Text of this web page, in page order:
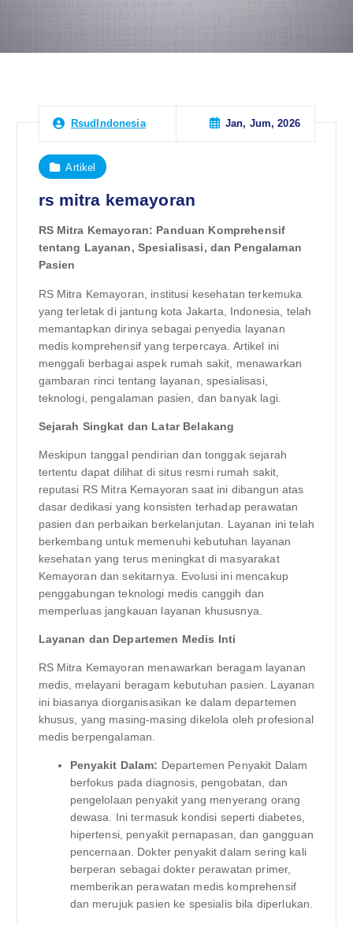
RsudIndonesia Jan, Jum, 2026
Artikel
rs mitra kemayoran
RS Mitra Kemayoran: Panduan Komprehensif
tentang Layanan, Spesialisasi, dan Pengalaman
Pasien
RS Mitra Kemayoran, institusi kesehatan terkemuka
yang terletak di jantung kota Jakarta, Indonesia, telah
memantapkan dirinya sebagai penyedia layanan
medis komprehensif yang terpercaya. Artikel ini
menggali berbagai aspek rumah sakit, menawarkan
gambaran rinci tentang layanan, spesialisasi,
teknologi, pengalaman pasien, dan banyak lagi.
Sejarah Singkat dan Latar Belakang
Meskipun tanggal pendirian dan tonggak sejarah
tertentu dapat dilihat di situs resmi rumah sakit,
reputasi RS Mitra Kemayoran saat ini dibangun atas
dasar dedikasi yang konsisten terhadap perawatan
pasien dan perbaikan berkelanjutan. Layanan ini telah
berkembang untuk memenuhi kebutuhan layanan
kesehatan yang terus meningkat di masyarakat
Kemayoran dan sekitarnya. Evolusi ini mencakup
penggabungan teknologi medis canggih dan
memperluas jangkauan layanan khususnya.
Layanan dan Departemen Medis Inti
RS Mitra Kemayoran menawarkan beragam layanan
medis, melayani beragam kebutuhan pasien. Layanan
ini biasanya diorganisasikan ke dalam departemen
khusus, yang masing-masing dikelola oleh profesional
medis berpengalaman.
Penyakit Dalam: Departemen Penyakit Dalam
berfokus pada diagnosis, pengobatan, dan
pengelolaan penyakit yang menyerang orang
dewasa. Ini termasuk kondisi seperti diabetes,
hipertensi, penyakit pernapasan, dan gangguan
pencernaan. Dokter penyakit dalam sering kali
berperan sebagai dokter perawatan primer,
memberikan perawatan medis komprehensif
dan merujuk pasien ke spesialis bila diperlukan.